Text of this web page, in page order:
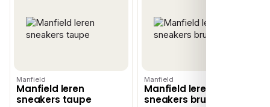
Manfield
Manfield leren
sneakers taupe
Manfield
Manfield leren
sneakers bruin